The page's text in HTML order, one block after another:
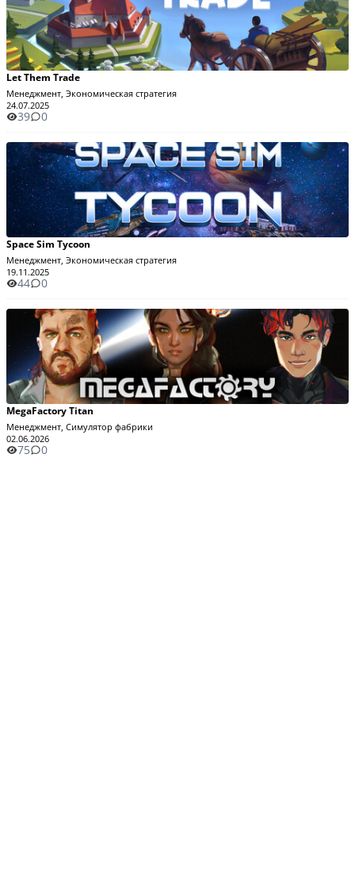
Let Them Trade
Менеджмент, Экономическая стратегия
24.07.2025
39 0
Space Sim Tycoon
Менеджмент, Экономическая стратегия
19.11.2025
44 0
MegaFactory Titan
Менеджмент, Симулятор фабрики
02.06.2026
75 0